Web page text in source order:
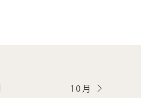
10月